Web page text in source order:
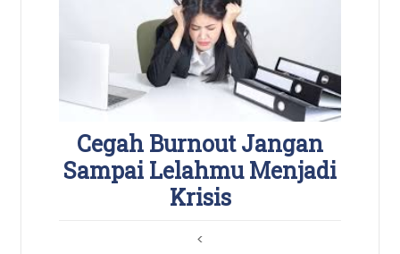
Cegah Burnout Jangan
Sampai Lelahmu Menjadi
Krisis
<